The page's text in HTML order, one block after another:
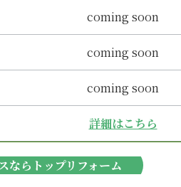
coming soon
coming soon
coming soon
詳細はこちら
ならトップリフォーム